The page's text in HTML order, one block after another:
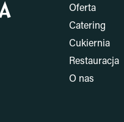
Oferta
Catering
Cukiernia
Restauracja
O nas